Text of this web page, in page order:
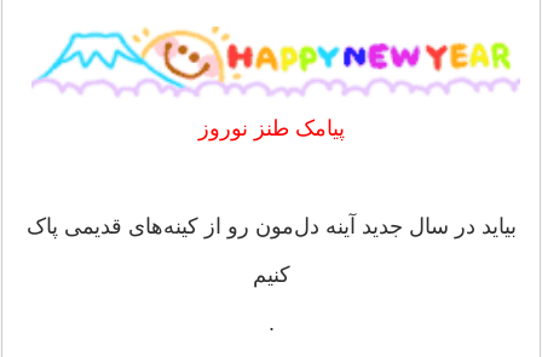
پیامک طنز نوروز
‏بیاید در سال جدید آینه دل‌مون رو از کینه‌های قدیمی پاک
کنیم
.